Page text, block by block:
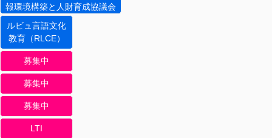
報環境構築と人財育成協議会
ルビュ言語文化
教育（RLCE）
募集中
募集中
募集中
LTI